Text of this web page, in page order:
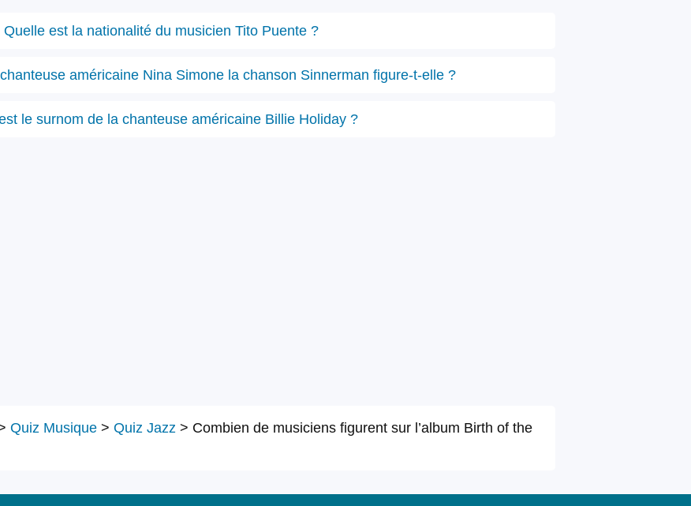
Quelle est la nationalité du musicien Tito Puente ?
américaine Nina Simone la chanson Sinnerman figure-t-elle ?
le surnom de la chanteuse américaine Billie Holiday ?
Quiz Musique > Quiz Jazz > Combien de musiciens figurent sur l’album Birth of the